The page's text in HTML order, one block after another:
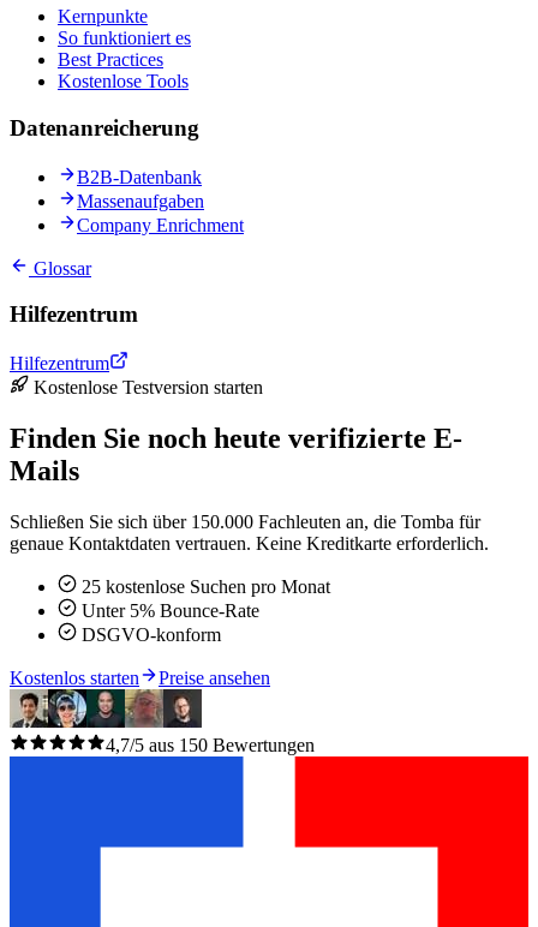
Kernpunkte
So funktioniert es
Best Practices
Kostenlose Tools
Datenanreicherung
B2B-Datenbank
Massenaufgaben
Company Enrichment
Glossar
Hilfezentrum
Hilfezentrum
Kostenlose Testversion starten
Finden Sie noch heute verifizierte E-
Mails
Schließen Sie sich über 150.000 Fachleuten an, die Tomba für
genaue Kontaktdaten vertrauen. Keine Kreditkarte erforderlich.
25 kostenlose Suchen pro Monat
Unter 5% Bounce-Rate
DSGVO-konform
Kostenlos starten Preise ansehen
4,7/5 aus 150 Bewertungen